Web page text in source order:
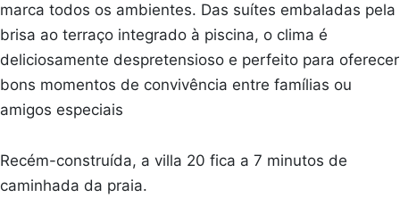
marca todos os ambientes. Das suítes embaladas pela
brisa ao terraço integrado à piscina, o clima é
deliciosamente despretensioso e perfeito para oferecer
bons momentos de convivência entre famílias ou
amigos especiais
Recém-construída, a villa 20 fica a 7 minutos de
caminhada da praia.